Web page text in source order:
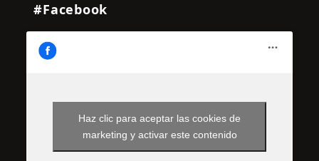
#Facebook
Haz clic para aceptar las cookies de
marketing y activar este contenido